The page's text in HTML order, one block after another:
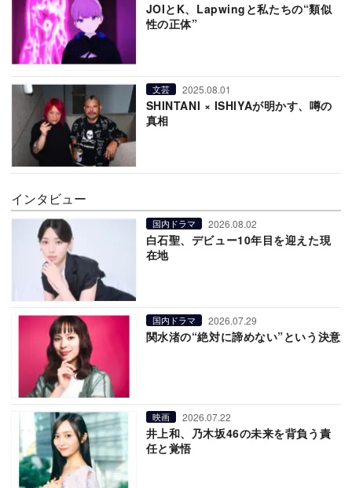
JOIとK、Lapwingと私たちの“類似
性の正体”
文芸 2025.08.01
SHINTANI × ISHIYAが明かす、噂の
真相
インタビュー
国内ドラマ 2026.08.02
白石聖、デビュー10年目を迎えた現
在地
国内ドラマ 2026.07.29
関水渚の“絶対に諦めない”という決意
映画 2026.07.22
井上和、乃木坂46の未来を背負う責
任と覚悟